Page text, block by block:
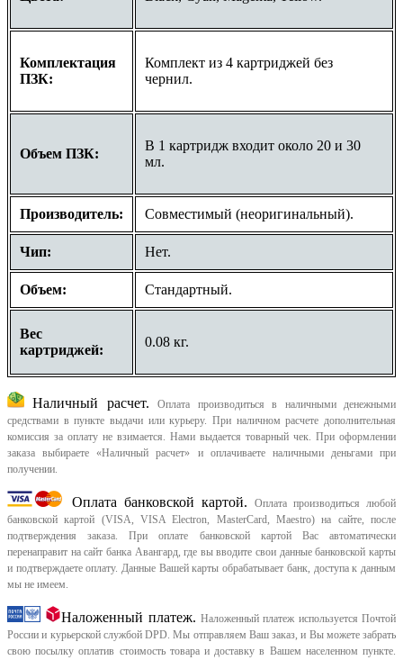
Комплектация
ПЗК:
Комплект из 4 картриджей без
чернил.
Объем ПЗК:
В 1 картридж входит около 20 и 30
мл.
Производитель: Совместимый (неоригинальный).
Чип: Нет.
Объем: Стандартный.
Вес
картриджей:
0.08 кг.
Наличный расчет.
Оплата производиться в наличными денежными
средствами в пункте выдачи или курьеру. При наличном расчете дополнительная
комиссия за оплату не взимается. Нами выдается товарный чек. При оформлении
заказа выбираете «Наличный расчет» и оплачиваете наличными деньгами при
получении.
Оплата банковской картой.
Оплата производиться любой
банковской картой (VISA, VISA Electron, MasterCard, Maestro) на сайте, после
подтверждения заказа. При оплате банковской картой Вас автоматически
перенаправит на сайт банка Авангард, где вы вводите свои данные банковской карты
и подтверждаете оплату. Данные Вашей карты обрабатывает банк, доступа к данным
мы не имеем.
Наложенный платеж. Наложенный платеж используется Почтой
России и курьерской службой DPD. Мы отправляем Ваш заказ, и Вы можете забрать
свою посылку оплатив стоимость товара и доставку в Вашем населенном пункте.